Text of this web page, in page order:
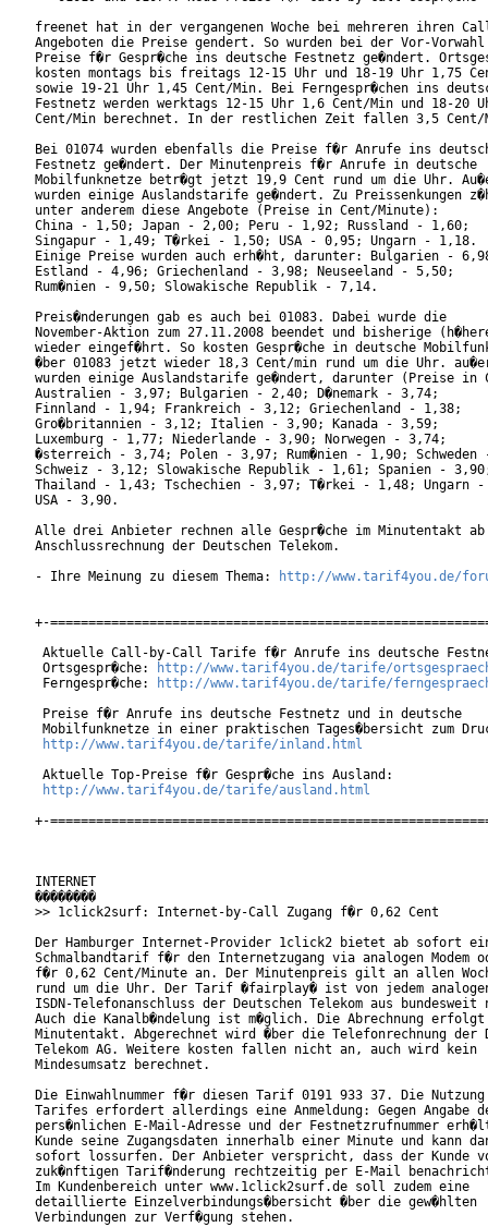
freenet hat in der vergangenen Woche bei mehreren ihren
Angeboten die Preise gendert. So wurden bei der Vor-
Preise f�r Gespr�che ins deutsche Festnetz ge�ndert.
kosten montags bis freitags 12-15 Uhr und 18-19 Uhr 1,75
sowie 19-21 Uhr 1,45 Cent/Min. Bei Ferngespr�chen ins
Festnetz werden werktags 12-15 Uhr 1,6 Cent/Min und 18-20
Cent/Min berechnet. In der restlichen Zeit fallen 3,5 Cent/
Bei 01074 wurden ebenfalls die Preise f�r Anrufe ins
Festnetz ge�ndert. Der Minutenpreis f�r Anrufe in deutsche
Mobilfunknetze betr�gt jetzt 19,9 Cent rund um die Uhr.
wurden einige Auslandstarife ge�ndert. Zu Preissenkungen
unter anderem diese Angebote (Preise in Cent/Minute):
China - 1,50; Japan - 2,00; Peru - 1,92; Russland - 1,60;
Singapur - 1,49; T�rkei - 1,50; USA - 0,95; Ungarn - 1,18.
Einige Preise wurden auch erh�ht, darunter: Bulgarien -
Estland - 4,96; Griechenland - 3,98; Neuseeland - 5,50;
Rum�nien - 9,50; Slowakische Republik - 7,14.
Preis�nderungen gab es auch bei 01083. Dabei wurde die
November-Aktion zum 27.11.2008 beendet und bisherige
wieder eingef�hrt. So kosten Gespr�che in deutsche
�ber 01083 jetzt wieder 18,3 Cent/min rund um die Uhr.
wurden einige Auslandstarife ge�ndert, darunter (Preise in
Australien - 3,97; Bulgarien - 2,40; D�nemark - 3,74;
Finnland - 1,94; Frankreich - 3,12; Griechenland - 1,38;
Gro�britannien - 3,12; Italien - 3,90; Kanada - 3,59;
Luxemburg - 1,77; Niederlande - 3,90; Norwegen - 3,74;
�sterreich - 3,74; Polen - 3,97; Rum�nien - 1,90;
Schweiz - 3,12; Slowakische Republik - 1,61; Spanien -
Thailand - 1,43; Tschechien - 3,97; T�rkei - 1,48; Ungarn
USA - 3,90.
Alle drei Anbieter rechnen alle Gespr�che im Minutentakt
Anschlussrechnung der Deutschen Telekom.
- Ihre Meinung zu diesem Thema:
http://www.tarif4you.de/
+-
Aktuelle Call-by-Call Tarife f�r Anrufe ins deutsche
Ortsgespr�che:
http://www.tarif4you.de/tarife/
Ferngespr�che:
http://www.tarif4you.de/tarife/
Preise f�r Anrufe ins deutsche Festnetz und in deutsche
Mobilfunknetze in einer praktischen Tages�bersicht zum
http://www.tarif4you.de/tarife/inland.html
Aktuelle Top-Preise f�r Gespr�che ins Ausland:
http://www.tarif4you.de/tarife/ausland.html
+-
INTERNET
��������
>> 1click2surf: Internet-by-Call Zugang f�r 0,62 Cent
Der Hamburger Internet-Provider 1click2 bietet ab sofort
Schmalbandtarif f�r den Internetzugang via analogen Modem
f�r 0,62 Cent/Minute an. Der Minutenpreis gilt an allen
rund um die Uhr. Der Tarif �fairplay� ist von jedem
ISDN-Telefonanschluss der Deutschen Telekom aus
Auch die Kanalb�ndelung ist m�glich. Die Abrechnung
Minutentakt. Abgerechnet wird �ber die Telefonrechnung der
Telekom AG. Weitere kosten fallen nicht an, auch wird kein
Mindesumsatz berechnet.
Die Einwahlnummer f�r diesen Tarif 0191 933 37. Die Nutzung
Tarifes erfordert allerdings eine Anmeldung: Gegen Angabe
pers�nlichen E-Mail-Adresse und der Festnetzrufnummer
Kunde seine Zugangsdaten innerhalb einer Minute und kann
sofort lossurfen. Der Anbieter verspricht, dass der Kunde
zuk�nftigen Tarif�nderung rechtzeitig per E-Mail
Im Kundenbereich unter www.1click2surf.de soll zudem eine
detaillierte Einzelverbindungs�bersicht �ber die gew�hlten
Verbindungen zur Verf�gung stehen.